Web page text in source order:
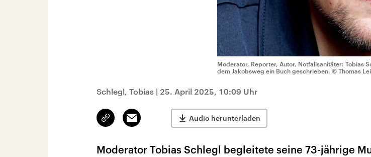
Moderator, Reporter, Autor, Notfallsanitäter: Tobias
dem Jakobsweg ein Buch geschrieben. © Thomas
Schlegl, Tobias | 25. April 2025, 10:09 Uhr
Link
kopieren/teilen
Email Audio herunterladen
Moderator Tobias Schlegl begleitete seine 73-jährige